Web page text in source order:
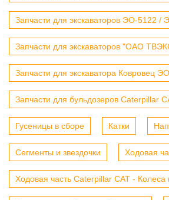
Запчасти для экскаваторов ЭО-
Запчасти для экскаваторов "ОАО
Запчасти для экскаватора Ковровец
Запчасти для бульдозеров Caterpillar
Гусеницы в сборе Катки
Сегменты и звездочки Ходовая
Ходовая часть Caterpillar CAT -